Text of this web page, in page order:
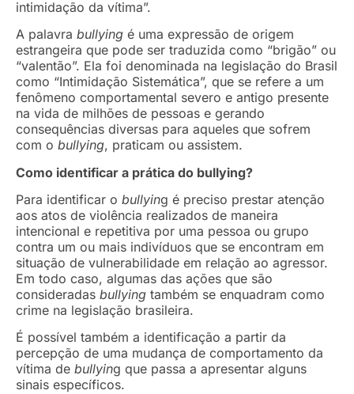
intimidação da vítima”.
A palavra bullying é uma expressão de origem
estrangeira que pode ser traduzida como “brigão” ou
“valentão”. Ela foi denominada na legislação do Brasil
como “Intimidação Sistemática”, que se refere a um
fenômeno comportamental severo e antigo presente
na vida de milhões de pessoas e gerando
consequências diversas para aqueles que sofrem
com o bullying, praticam ou assistem.
Como identificar a prática do bullying?
Para identificar o bullying é preciso prestar atenção
aos atos de violência realizados de maneira
intencional e repetitiva por uma pessoa ou grupo
contra um ou mais indivíduos que se encontram em
situação de vulnerabilidade em relação ao agressor.
Em todo caso, algumas das ações que são
consideradas bullying também se enquadram como
crime na legislação brasileira.
É possível também a identificação a partir da
percepção de uma mudança de comportamento da
vítima de bullying que passa a apresentar alguns
sinais específicos.